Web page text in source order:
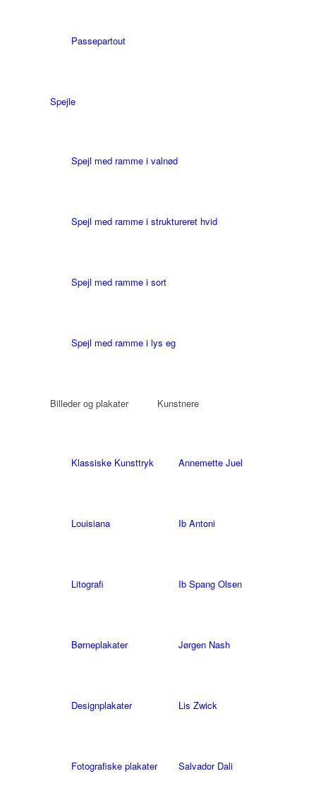
Passepartout
Spejle
Spejl med ramme i valnød
Spejl med ramme i struktureret hvid
Spejl med ramme i sort
Spejl med ramme i lys eg
Billeder og plakater
Klassiske Kunsttryk
Louisiana
Litografi
Børneplakater
Designplakater
Fotografiske plakater
Kunstnere
Annemette Juel
Ib Antoni
Ib Spang Olsen
Jørgen Nash
Lis Zwick
Salvador Dali